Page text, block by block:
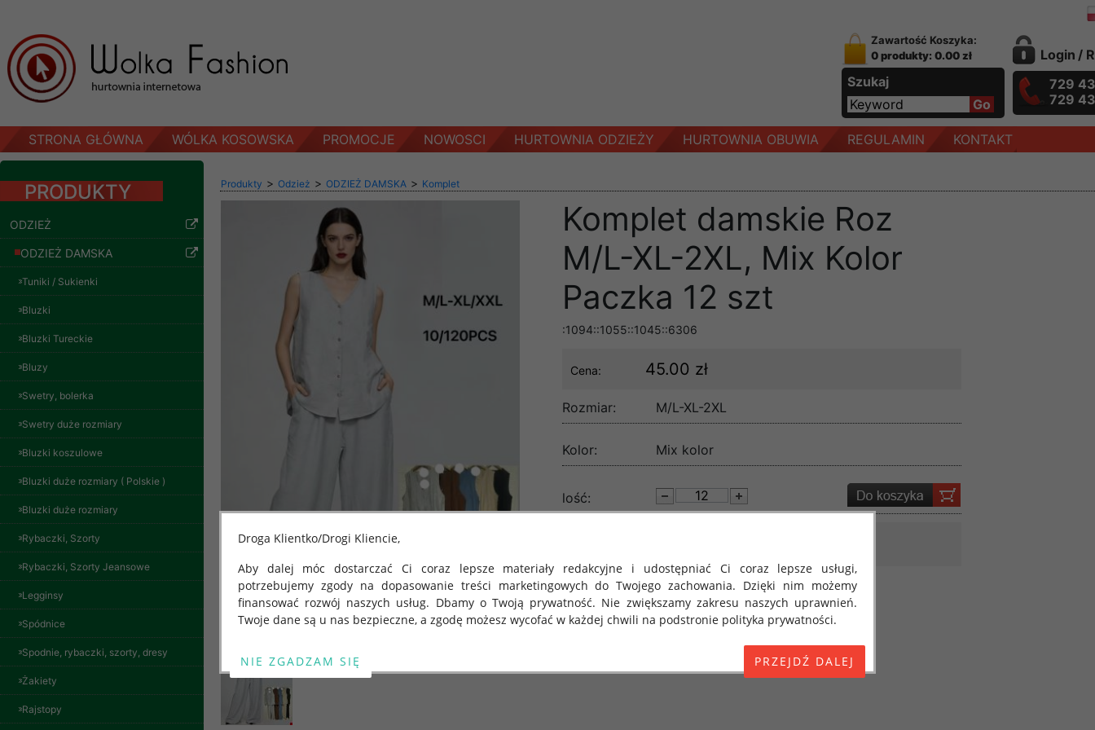
Zawartość Koszyka:
0 produkty: 0.00 zł
Szukaj
Login /
729
729
STRONA GŁÓWNA WÓLKA KOSOWSKA PROMOCJE NOWOSCI HURTOWNIA ODZIEŻY HURTOWNIA OBUWIA REGULAMIN KONTAKT
PRODUKTY
ODZIEŻ
ODZIEŻ DAMSKA
Tuniki / Sukienki
Bluzki
Bluzki Tureckie
Bluzy
Swetry, bolerka
Swetry duże rozmiary
Bluzki koszulowe
Bluzki duże rozmiary ( Polskie )
Bluzki duże rozmiary
Rybaczki, Szorty
Rybaczki, Szorty Jeansowe
Legginsy
Spódnice
Spodnie, rybaczki, szorty, dresy
Żakiety
Rajstopy
Spodnie damskie
Produkty > Odzież > ODZIEŻ DAMSKA > Komplet
Komplet damskie Roz
M/L-XL-2XL, Mix Kolor
Paczka 12 szt
:1094::1055::1045::6306
Cena: 45.00 zł
Rozmiar: M/L-XL-2XL
Kolor: Mix kolor
lość:
Droga Klientko/Drogi Kliencie,
Aby dalej móc dostarczać Ci coraz lepsze materiały redakcyjne i udostępniać Ci coraz lepsze usługi,
potrzebujemy zgody na dopasowanie treści marketingowych do Twojego zachowania. Dzięki nim możemy
finansować rozwój naszych usług. Dbamy o Twoją prywatność. Nie zwiększamy zakresu naszych uprawnień.
Twoje dane są u nas bezpieczne, a zgodę możesz wycofać w każdej chwili na podstronie polityka prywatności.
Od 25 maja 2018 roku obowiązuje Rozporządzenie Parlamentu Europejskiego i Rady (UE) 2016/679 z dnia 27
kwietnia 2016 r. w sprawie ochrony osób fizycznych w związku z przetwarzaniem danych osobowych i w sprawie
swobodnego przepływu takich danych oraz uchylenia dyrektywy 95/46/WE (określane jako "RODO", "ORODO",
"GDPR" lub "Ogólne Rozporządzenie o Ochronie Danych"). W związku z tym chcielibyśmy poinformować Cię o
przetwarzaniu Twoich danych oraz zasadach, na jakich odbywa się to po dniu 25 maja 2018 roku. Poniżej